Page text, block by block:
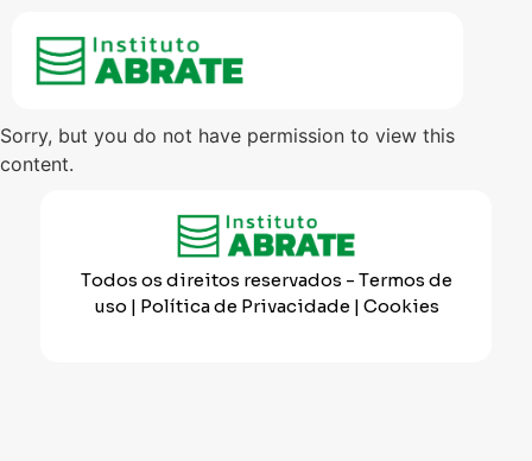
Sorry, but you do not have permission to view this
content.
Todos os direitos reservados - Termos de
uso | Política de Privacidade | Cookies